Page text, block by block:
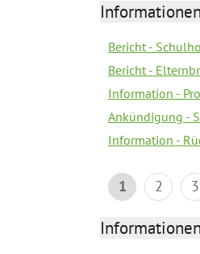
Bericht -
Bericht -
Information -
Ankündigung -
Information -
1 2 3